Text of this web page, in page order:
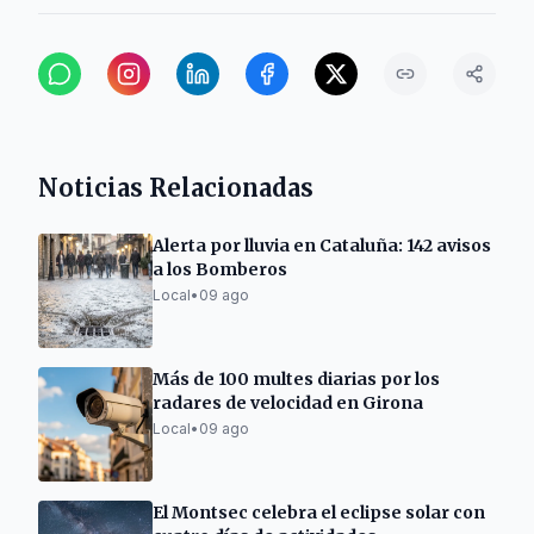
Noticias Relacionadas
Alerta por lluvia en Cataluña: 142 avisos
a los Bomberos
Local• 09 ago
Más de 100 multes diarias por los
radares de velocidad en Girona
Local• 09 ago
El Montsec celebra el eclipse solar con